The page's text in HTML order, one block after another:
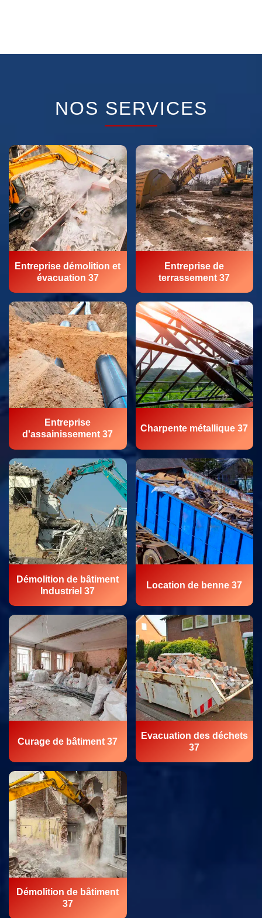
NOS SERVICES
Entreprise démolition et
évacuation 37
Entreprise de
terrassement 37
Entreprise
d'assainissement 37
Charpente métallique 37
Démolition de bâtiment
Industriel 37
Location de benne 37
Curage de bâtiment 37
Evacuation des déchets
37
Démolition de bâtiment
37